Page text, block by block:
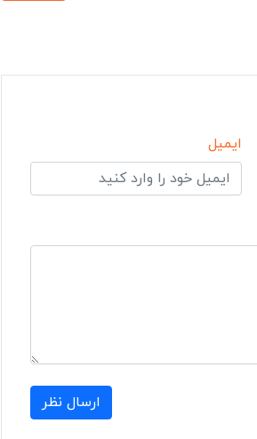
ایمیل
ارسال نظر